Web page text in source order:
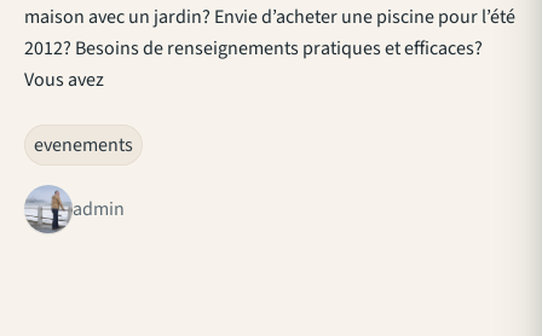
maison avec un jardin? Envie d’acheter une piscine pour l’été
2012? Besoins de renseignements pratiques et efficaces?
Vous avez
evenements
admin